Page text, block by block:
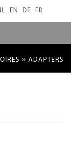
EN DE FR
» ADAPTERS